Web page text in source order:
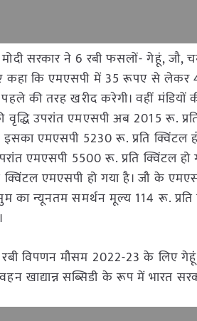
मोदी सरकार ने 6 रबी फसलों- गेहूं,
कि एमएसपी में 35 रूपए से लेकर
की तरह खरीद करेगी। वहीं मंडियों
वृद्धि उपरांत एमएसपी अब 2015 रू.
एमएसपी 5230 रू. प्रति क्विंटल
एमएसपी 5500 रू. प्रति क्विंटल
एमएसपी हो गया है। जौ के
का न्यूनतम समर्थन मूल्य 114 रू.
रबी विपणन मौसम 2022-23 के
खाद्यान्न सब्सिडी के रूप में भारत